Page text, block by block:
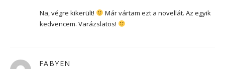
Na, végre kikerült!
Már vártam ezt a novellát. Az egyik
kedvencem. Varázslatos!
FABYEN